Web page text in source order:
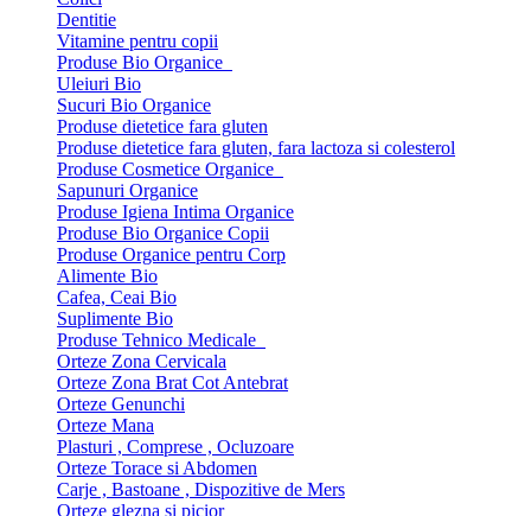
Dentitie
Vitamine pentru copii
Produse Bio Organice
Uleiuri Bio
Sucuri Bio Organice
Produse dietetice fara gluten
Produse dietetice fara gluten, fara lactoza si colesterol
Produse Cosmetice Organice
Sapunuri Organice
Produse Igiena Intima Organice
Produse Bio Organice Copii
Produse Organice pentru Corp
Alimente Bio
Cafea, Ceai Bio
Suplimente Bio
Produse Tehnico Medicale
Orteze Zona Cervicala
Orteze Zona Brat Cot Antebrat
Orteze Genunchi
Orteze Mana
Plasturi , Comprese , Ocluzoare
Orteze Torace si Abdomen
Carje , Bastoane , Dispozitive de Mers
Orteze glezna si picior